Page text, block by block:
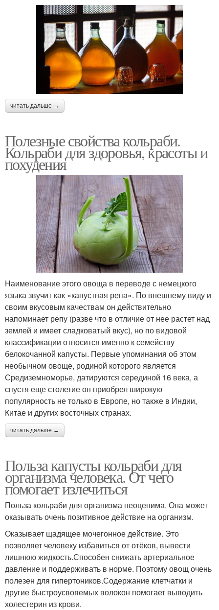
читать дальше →
Полезные свойства кольраби.
Кольраби для здоровья, красоты и
похудения
Наименование этого овоща в переводе с немецкого
языка звучит как «капустная репа». По внешнему виду и
своим вкусовым качествам он действительно
напоминает репу (разве что в отличие от нее растет над
землей и имеет сладковатый вкус), но по видовой
классификации относится именно к семейству
белокочанной капусты. Первые упоминания об этом
необычном овоще, родиной которого является
Средиземноморье, датируются серединой 16 века, а
спустя еще столетие он приобрел широкую
популярность не только в Европе, но также в Индии,
Китае и других восточных странах.
читать дальше →
Польза капусты кольраби для
организма человека. От чего
помогает излечиться
Польза кольраби для организма неоценима. Она может
оказывать очень позитивное действие на организм.
Оказывает щадящее мочегонное действие. Это
позволяет человеку избавиться от отёков, вывести
лишнюю жидкость.Способен снижать артериальное
давление и поддерживать в норме. Поэтому овощ очень
полезен для гипертоников.Содержание клетчатки и
другие быстроусвояемых волокон помогает выводить
холестерин из крови.